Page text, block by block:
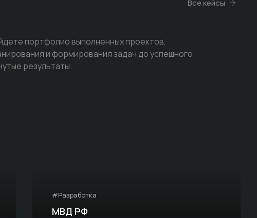
Все кейсы
портфолио выполненных проектов,
и формирования задач до успешного
результаты.
#Разработка
МВД РФ